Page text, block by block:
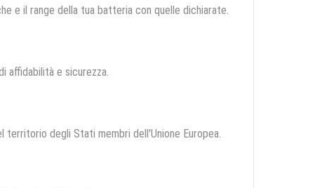
e il range della tua batteria con quelle dichiarate.
affidabilità e sicurezza.
degli Stati membri dell'Unione Europea.